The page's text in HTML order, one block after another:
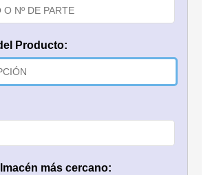
Producto:
más cercano: